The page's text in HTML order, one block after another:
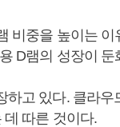
비중을 높이는
D램의 성장이
하고 있다. 클라
데 따른 것이다.